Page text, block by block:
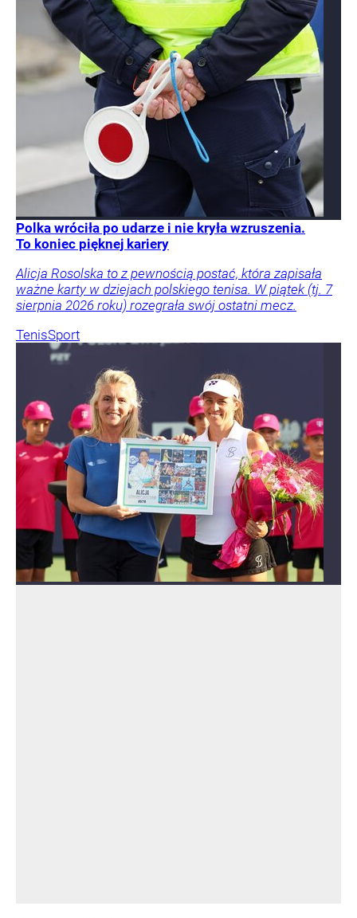
Polka wróciła po udarze i nie kryła wzruszenia.
To koniec pięknej kariery
Alicja Rosolska to z pewnością postać, która zapisała
ważne karty w dziejach polskiego tenisa. W piątek (tj. 7
sierpnia 2026 roku) rozegrała swój ostatni mecz.
TenisSport